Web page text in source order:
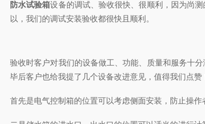
防水试验箱设备的调试、验收很快、很顺利，因为尚
以，我们的调试安装验收都很快且顺利。
验收时客户对我们的设备做工、功能、质量和服务十
毕后客户也给我提了几个设备改进意见，值得我们点赞
首先是电气控制箱的位置可以考虑侧面安装，防止操